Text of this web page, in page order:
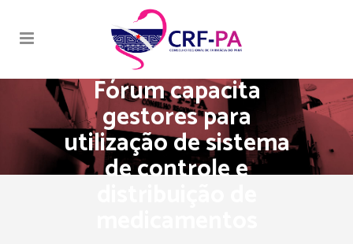
Fórum capacita
gestores para
utilização de sistema
de controle e